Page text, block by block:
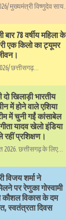
मुख्यमंत्री विष्णुदेव साय...
बार 78 वर्षीय महिला के
एक किलो का ट्यूमर
छत्तीसगढ़...
खिलाड़ी भारतीय
में होने वाले एशिया
में चुनी गईं कांसाबेल
यादव खेलो इंडिया
प्रशिक्षण।
2026. छत्तीसगढ़ के लिए...
विजय शर्मा ने
पर रेणुका गोस्वामी
कौशल विकास के दम
स्वतंत्रता दिवस